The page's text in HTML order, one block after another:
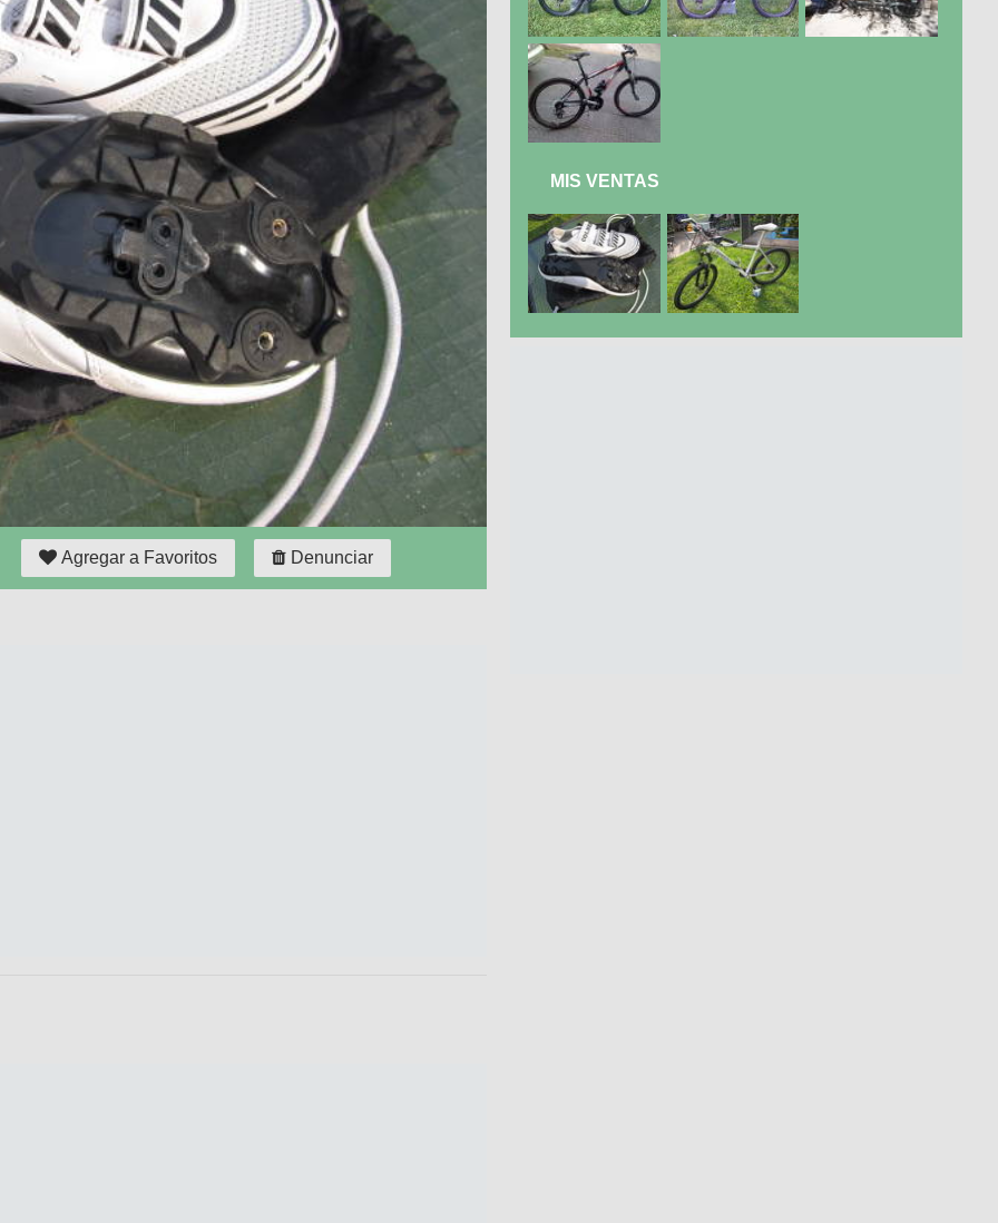
Agregar a Favoritos Denunciar
MIS VENTAS